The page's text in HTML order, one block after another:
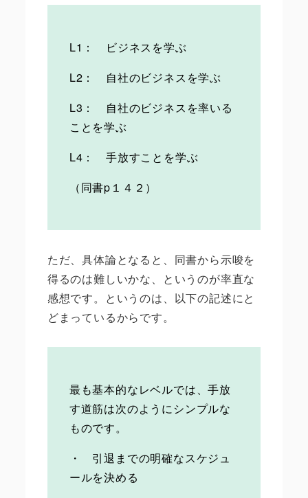
L1： ビジネスを学ぶ
L2： 自社のビジネスを学ぶ
L3： 自社のビジネスを率いる
ことを学ぶ
L4： 手放すことを学ぶ
（同書p１４２）
ただ、具体論となると、同書から示唆を
得るのは難しいかな、というのが率直な
感想です。というのは、以下の記述にと
どまっているからです。
最も基本的なレベルでは、手放
す道筋は次のようにシンプルな
ものです。
・ 引退までの明確なスケジュ
ールを決める